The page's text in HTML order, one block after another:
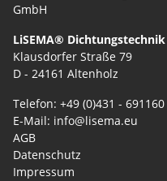
LiSEMA®
Klausdorfer Straße 79
D - 24161 Altenholz
Telefon: +49 (0)431 -
E-Mail: info@lisema.eu
AGB
Datenschutz
Impressum